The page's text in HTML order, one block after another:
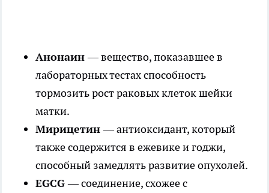
Анонаин— вещество, показавшее в
лабораторных тестах способность
тормозить рост раковых клеток шейки
матки.
Мирицетин— антиоксидант, который
также содержится в ежевике и годжи,
способный замедлять развитие опухолей.
EGCG— соединение, схожее с